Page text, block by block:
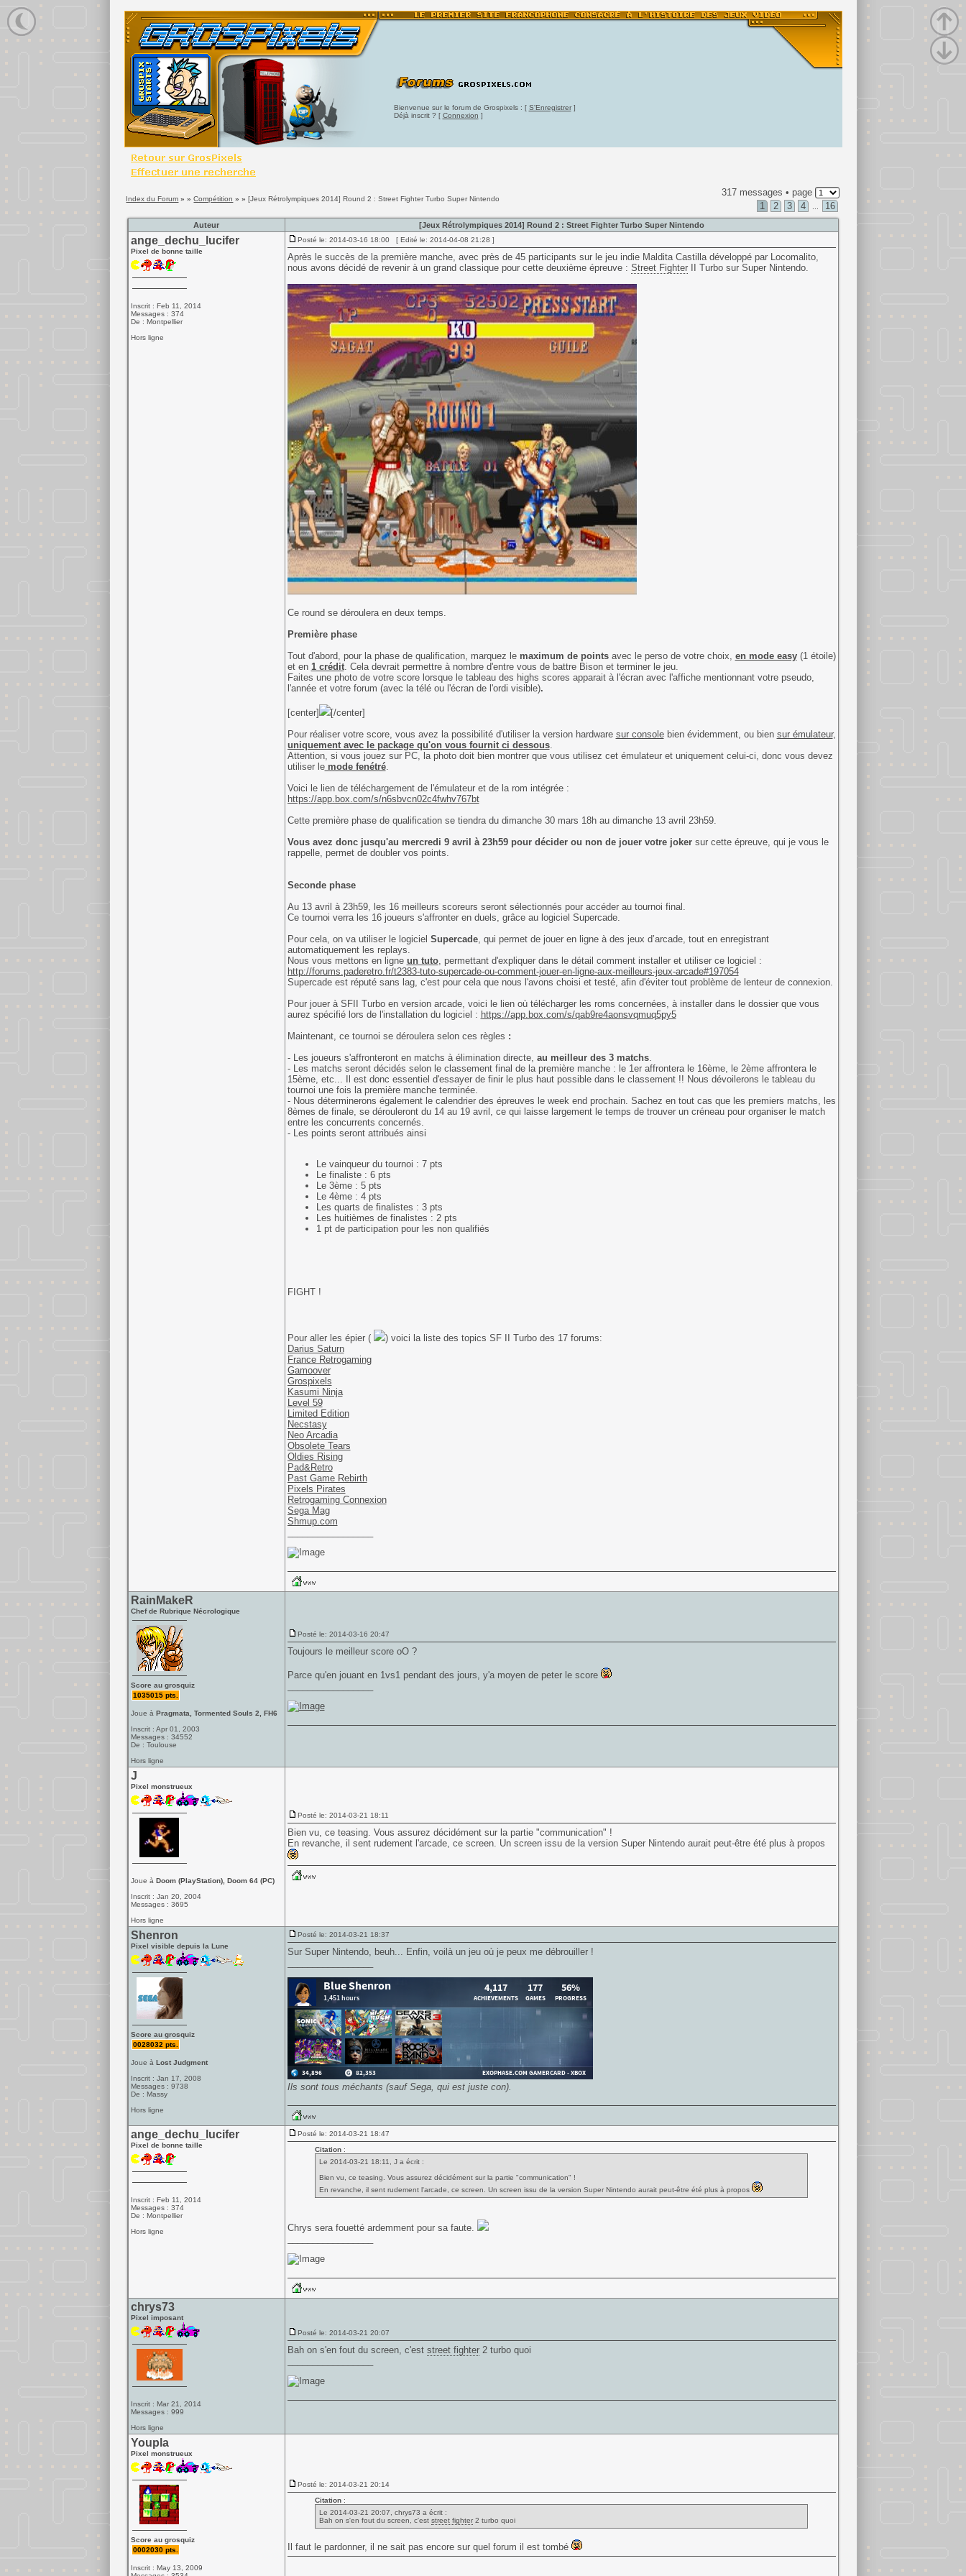
Bienvenue sur le forum de Grospixels : [ S'Enregistrer]
Déjà inscrit ? [ Connexion ]
Index du Forum » »Compétition » »[Jeux Rétrolympiques 2014] Round 2 : Street Fighter Turbo Super Nintendo
317 messages • page
1
2 3 4 16
Auteur [Jeux Rétrolympiques 2014] Round 2 : Street Fighter Turbo Super Nintendo
ange_dechu_lucifer
Pixel de bonne taille
Inscrit : Feb 11, 2014
Messages : 374
De : Montpellier
Hors ligne
Posté le: 2014-03-16 18:00 [ Edité le: 2014-04-08 21:28 ]
Après le succès de la première manche, avec près de 45 participants sur le jeu indie Maldita Castilla développé par Locomalito,
nous avons décidé de revenir à un grand classique pour cette deuxième épreuve : Street FighterII Turbo sur Super Nintendo.
Ce round se déroulera en deux temps.
Première phase
Tout d'abord, pour la phase de qualification, marquez le maximum de pointsavec le perso de votre choix, en mode easy(1 étoile)
et en 1 crédit. Cela devrait permettre à nombre d'entre vous de battre Bison et terminer le jeu.
Faites une photo de votre score lorsque le tableau des highs scores apparait à l'écran avec l'affiche mentionnant votre pseudo,
l'année et votre forum (avec la télé ou l'écran de l'ordi visible).
[center]
[/center]
Pour réaliser votre score, vous avez la possibilité d'utiliser la version hardware sur consolebien évidemment, ou bien sur émulateur,
uniquement avec le package qu'on vous fournit ci dessous.
Attention, si vous jouez sur PC, la photo doit bien montrer que vous utilisez cet émulateur et uniquement celui-ci, donc vous devez
utiliser lemode fenétré.
Voici le lien de téléchargement de l'émulateur et de la rom intégrée :
https://app.box.com/s/n6sbvcn02c4fwhv767bt
Cette première phase de qualification se tiendra du dimanche 30 mars 18h au dimanche 13 avril 23h59.
Vous avez donc jusqu'au mercredi 9 avril à 23h59 pour décider ou non de jouer votre jokersur cette épreuve, qui je vous le
rappelle, permet de doubler vos points.
Seconde phase
Au 13 avril à 23h59, les 16 meilleurs scoreurs seront sélectionnés pour accéder au tournoi final.
Ce tournoi verra les 16 joueurs s'affronter en duels, grâce au logiciel Supercade.
Pour cela, on va utiliser le logiciel Supercade, qui permet de jouer en ligne à des jeux d’arcade, tout en enregistrant
automatiquement les replays.
Nous vous mettons en ligne un tuto, permettant d'expliquer dans le détail comment installer et utiliser ce logiciel :
http://forums.paderetro.fr/t2383-tuto-supercade-ou-comment-jouer-en-ligne-aux-meilleurs-jeux-arcade#197054
Supercade est réputé sans lag, c'est pour cela que nous l'avons choisi et testé, afin d'éviter tout problème de lenteur de connexion.
Pour jouer à SFII Turbo en version arcade, voici le lien où télécharger les roms concernées, à installer dans le dossier que vous
aurez spécifié lors de l'installation du logiciel : https://app.box.com/s/qab9re4aonsvqmuq5py5
Maintenant, ce tournoi se déroulera selon ces règles :
- Les joueurs s'affronteront en matchs à élimination directe, au meilleur des 3 matchs.
- Les matchs seront décidés selon le classement final de la première manche : le 1er affrontera le 16ème, le 2ème affrontera le
15ème, etc... Il est donc essentiel d'essayer de finir le plus haut possible dans le classement !! Nous dévoilerons le tableau du
tournoi une fois la première manche terminée.
- Nous déterminerons également le calendrier des épreuves le week end prochain. Sachez en tout cas que les premiers matchs, les
8èmes de finale, se dérouleront du 14 au 19 avril, ce qui laisse largement le temps de trouver un créneau pour organiser le match
entre les concurrents concernés.
- Les points seront attribués ainsi
Le vainqueur du tournoi : 7 pts
Le finaliste : 6 pts
Le 3ème : 5 pts
Le 4ème : 4 pts
Les quarts de finalistes : 3 pts
Les huitièmes de finalistes : 2 pts
1 pt de participation pour les non qualifiés
FIGHT !
Pour aller les épier (
) voici la liste des topics SF II Turbo des 17 forums:
Darius Saturn
France Retrogaming
Gamoover
Grospixels
Kasumi Ninja
Level 59
Limited Edition
Necstasy
Neo Arcadia
Obsolete Tears
Oldies Rising
Pad&Retro
Past Game Rebirth
Pixels Pirates
Retrogaming Connexion
Sega Mag
Shmup.com
RainMakeR
Chef de Rubrique Nécrologique
Score au grosquiz
1035015 pts.
Joue à Pragmata, Tormented Souls 2, FH6
Inscrit : Apr 01, 2003
Messages : 34552
De : Toulouse
Hors ligne
Posté le: 2014-03-16 20:47
Toujours le meilleur score oO ?
Parce qu'en jouant en 1vs1 pendant des jours, y'a moyen de peter le score
J
Pixel monstrueux
Joue à Doom (PlayStation), Doom 64 (PC)
Inscrit : Jan 20, 2004
Messages : 3695
Hors ligne
Posté le: 2014-03-21 18:11
Bien vu, ce teasing. Vous assurez décidément sur la partie "communication" !
En revanche, il sent rudement l'arcade, ce screen. Un screen issu de la version Super Nintendo aurait peut-être été plus à propos
Shenron
Pixel visible depuis la Lune
Score au grosquiz
0028032 pts.
Joue à Lost Judgment
Inscrit : Jan 17, 2008
Messages : 9738
De : Massy
Hors ligne
Posté le: 2014-03-21 18:37
Sur Super Nintendo, beuh... Enfin, voilà un jeu où je peux me débrouiller !
Ils sont tous méchants (sauf Sega, qui est juste con).
ange_dechu_lucifer
Pixel de bonne taille
Inscrit : Feb 11, 2014
Messages : 374
De : Montpellier
Hors ligne
Posté le: 2014-03-21 18:47
Citation:
Le 2014-03-21 18:11, J a écrit :
Bien vu, ce teasing. Vous assurez décidément sur la partie "communication" !
En revanche, il sent rudement l'arcade, ce screen. Un screen issu de la version Super Nintendo aurait peut-être été plus à propos
Chrys sera fouetté ardemment pour sa faute.
chrys73
Pixel imposant
Inscrit : Mar 21, 2014
Messages : 999
Hors ligne
Posté le: 2014-03-21 20:07
Bah on s'en fout du screen, c'est street fighter2 turbo quoi
Youpla
Pixel monstrueux
Score au grosquiz
0002030 pts.
Inscrit : May 13, 2009
Posté le: 2014-03-21 20:14
Citation:
Le 2014-03-21 20:07, chrys73 a écrit :
Bah on s'en fout du screen, c'est street fighter2 turbo quoi
Il faut le pardonner, il ne sait pas encore sur quel forum il est tombé